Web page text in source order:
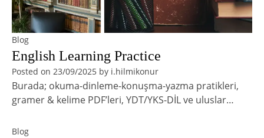
Blog
English Learning Practice
Posted on 23/09/2025 by i.hilmikonur
Burada; okuma-dinleme-konuşma-yazma pratikleri,
gramer & kelime PDF’leri, YDT/YKS-DİL ve uluslar…
Blog